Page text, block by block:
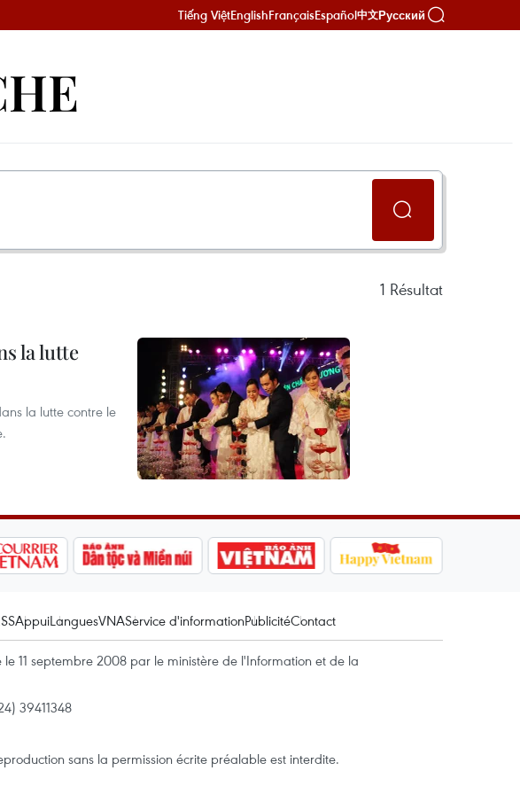
Tiếng ViệtEnglishFrançaisEspañol中文Русский
1 Résultat
la lutte
la lutte contre le
AppuiLanguesVNAService d'informationPublicitéContact
le 11 septembre 2008 par le ministère de l'Information et de la
39411348
sans la permission écrite préalable est interdite.